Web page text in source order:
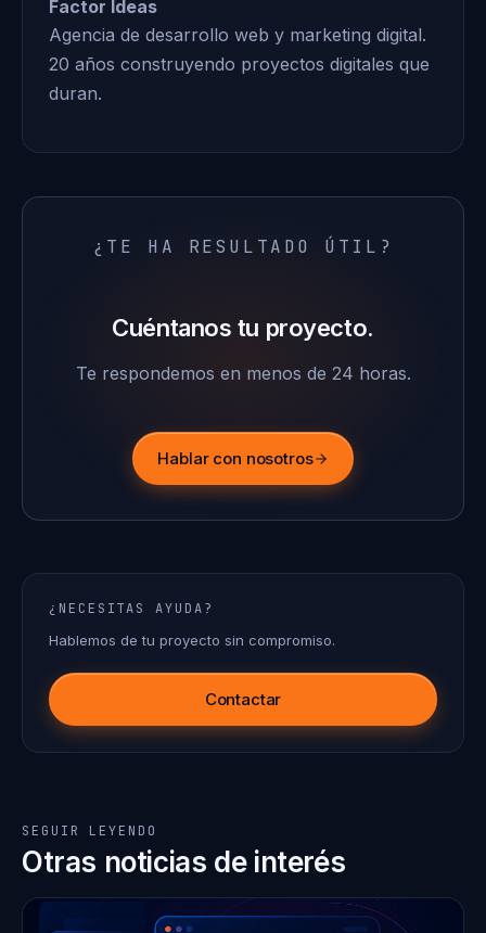
Factor Ideas
Agencia de desarrollo web y marketing digital.
20 años construyendo proyectos digitales que
duran.
¿TE HA RESULTADO ÚTIL?
Cuéntanos tu proyecto.
Te respondemos en menos de 24 horas.
Hablar con nosotros
¿NECESITAS AYUDA?
Hablemos de tu proyecto sin compromiso.
Contactar
SEGUIR LEYENDO
Otras noticias de interés